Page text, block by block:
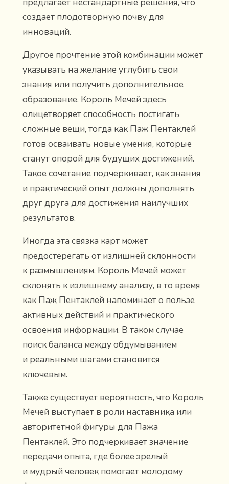
создает плодотворную почву для
инноваций.
Другое прочтение этой комбинации может
указывать на желание углубить свои
знания или получить дополнительное
образование. Король Мечей здесь
олицетворяет способность постигать
сложные вещи, тогда как Паж Пентаклей
готов осваивать новые умения, которые
станут опорой для будущих достижений.
Такое сочетание подчеркивает, как знания
и практический опыт должны дополнять
друг друга для достижения наилучших
результатов.
Иногда эта связка карт может
предостерегать от излишней склонности
к размышлениям. Король Мечей может
склонять к излишнему анализу, в то время
как Паж Пентаклей напоминает о пользе
активных действий и практического
освоения информации. В таком случае
поиск баланса между обдумыванием
и реальными шагами становится
ключевым.
Также существует вероятность, что Король
Мечей выступает в роли наставника или
авторитетной фигуры для Пажа
Пентаклей. Это подчеркивает значение
передачи опыта, где более зрелый
и мудрый человек помогает молодому